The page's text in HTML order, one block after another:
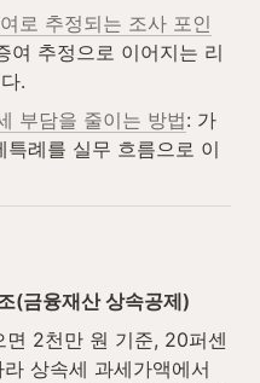
로 추정되는 조사 포인
여 추정으로 이어지는 리
.
부담을 줄이는 방법: 가
례를 실무 흐름으로 이
(금융재산 상속공제)
2천만 원 기준, 20퍼센
상속세 과세가액에서